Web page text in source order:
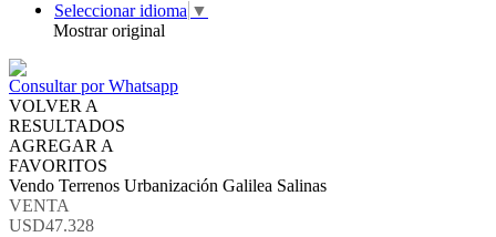
Seleccionar idioma ▼
Mostrar original
Consultar por Whatsapp
VOLVER A
RESULTADOS
AGREGAR A
FAVORITOS
Vendo Terrenos Urbanización Galilea Salinas
VENTA
USD47.328